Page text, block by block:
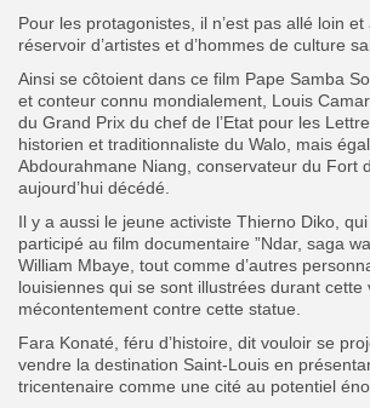
Pour les protagonistes, il n’est pas allé loin
réservoir d’artistes et d’hommes de culture
Ainsi se côtoient dans ce film Pape Samba
et conteur connu mondialement, Louis
du Grand Prix du chef de l’Etat pour les
historien et traditionnaliste du Walo, mais
Abdourahmane Niang, conservateur du Fort
aujourd’hui décédé.
Il y a aussi le jeune activiste Thierno Diko,
participé au film documentaire ”Ndar, saga
William Mbaye, tout comme d’autres
louisiennes qui se sont illustrées durant cette
mécontentement contre cette statue.
Fara Konaté, féru d’histoire, dit vouloir se
vendre la destination Saint-Louis en
tricentenaire comme une cité au potentiel